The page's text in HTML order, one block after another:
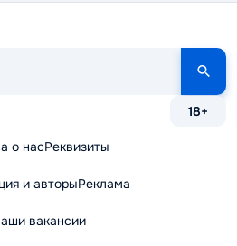
18+
о насРеквизиты
и авторыРеклама
вакансии